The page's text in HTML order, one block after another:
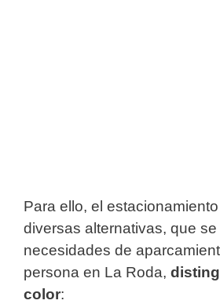
Para ello, el
diversas alternativas, que
necesidades de
persona en La Roda,
color: